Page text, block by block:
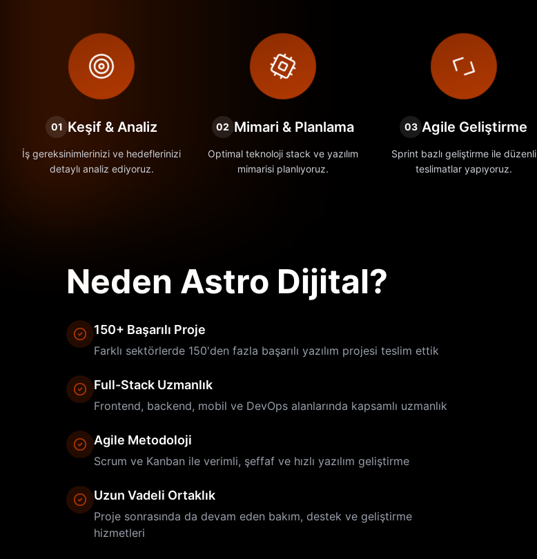
01 Keşif & Analiz
İş gereksinimlerinizi ve hedeflerinizi
detaylı analiz ediyoruz.
02 Mimari & Planlama
Optimal teknoloji stack ve yazılım
mimarisi planlıyoruz.
03 Agile Geliştirme
Sprint bazlı geliştirme ile düzenli
teslimatlar yapıyoruz.
Neden Astro Dijital?
150+ Başarılı Proje
Farklı sektörlerde 150'den fazla başarılı yazılım projesi teslim ettik
Full-Stack Uzmanlık
Frontend, backend, mobil ve DevOps alanlarında kapsamlı uzmanlık
Agile Metodoloji
Scrum ve Kanban ile verimli, şeffaf ve hızlı yazılım geliştirme
Uzun Vadeli Ortaklık
Proje sonrasında da devam eden bakım, destek ve geliştirme
hizmetleri